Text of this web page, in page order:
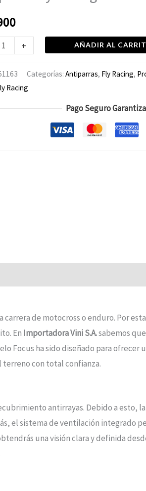
+ AÑADIR AL
Categorías: Antiparras, Fly Racing,
Racing
Pago Seguro
de motocross o enduro. Por
En Importadora Vini S.A.sabemos
Focus ha sido diseñado para ofrecer
terreno con total confianza.
antirrayas. Debido a esto,
el sistema de ventilación integrado
una visión clara y definida